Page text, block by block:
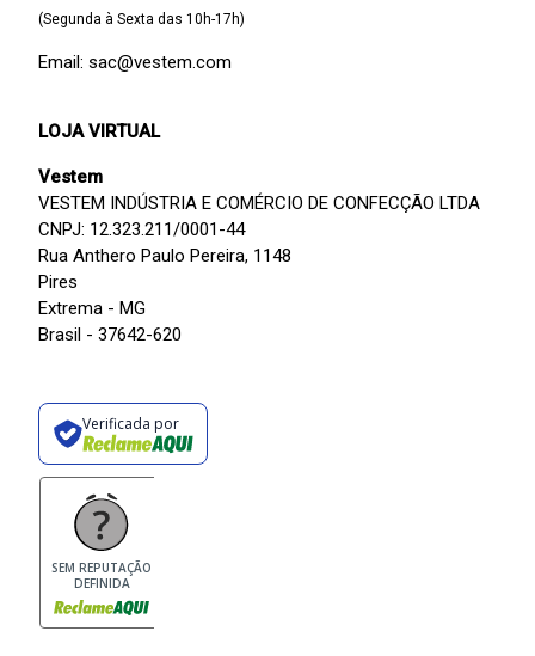
(Segunda à Sexta das 10h-17h)
Email: sac@vestem.com
LOJA VIRTUAL
Vestem
VESTEM INDÚSTRIA E COMÉRCIO DE CONFECÇÃO LTDA
CNPJ: 12.323.211/0001-44
Rua Anthero Paulo Pereira, 1148
Pires
Extrema - MG
Brasil - 37642-620
Verificada por
SEM REPUTAÇÃO
DEFINIDA